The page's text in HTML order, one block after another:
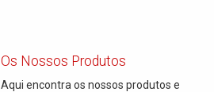
Os Nossos Produtos
Aqui encontra os nossos produtos e